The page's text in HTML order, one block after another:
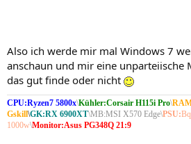
Also ich werde mir mal Windows 7
anschaun und mir eine unparteiische
das gut finde oder nicht
CPU:Ryzen7 5800x\Kühler:Corsair H115i Pro\
Gskill\GK:RX 6900XT\MB:MSI X570 Edge\PSU:
1000w\Monitor:Asus PG348Q 21:9